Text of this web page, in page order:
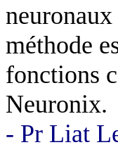
méthode
fonctions
Neuronix.
- Pr Liat